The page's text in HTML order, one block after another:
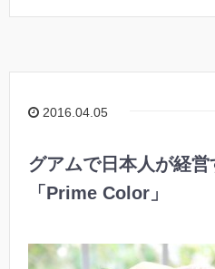
2016.04.05
グアムで日本人が経
「Prime Color」